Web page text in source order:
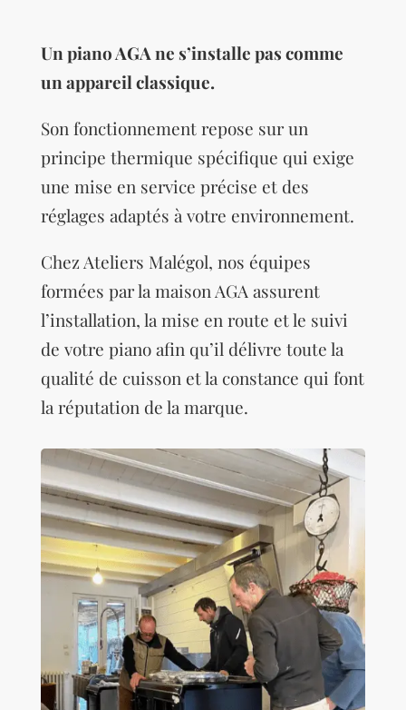
Un piano AGA ne s’installe pas comme
un appareil classique.
Son fonctionnement repose sur un
principe thermique spécifique qui exige
une mise en service précise et des
réglages adaptés à votre environnement.
Chez Ateliers Malégol, nos équipes
formées par la maison AGA assurent
l’installation, la mise en route et le suivi
de votre piano afin qu’il délivre toute la
qualité de cuisson et la constance qui font
la réputation de la marque.